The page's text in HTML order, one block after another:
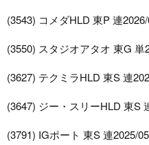
(3543) コメダHLD 東P 連
(3550) スタジオアタオ 東G 単
(3627) テクミラHLD 東S 連
(3647) ジー・スリーHLD 東S
(3791) IGポート 東S 連2025/